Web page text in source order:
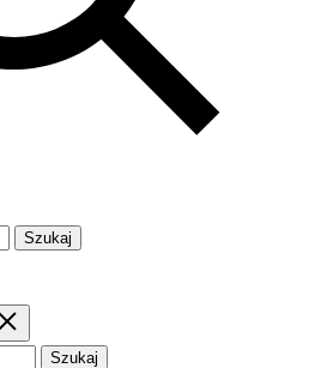
Szukaj
Szukaj